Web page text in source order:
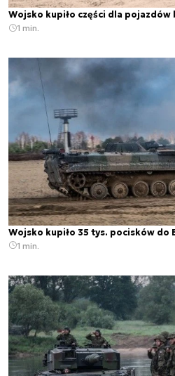
Wojsko kupiło części dla pojazdów
1 min.
Wojsko kupiło 35 tys. pocisków do
1 min.